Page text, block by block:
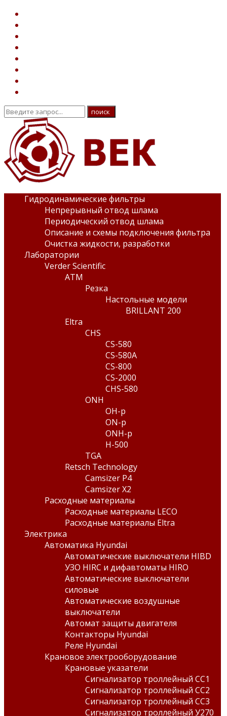
Гидродинамические фильтры
Непрерывный отвод шлама
Периодический отвод шлама
Описание и схемы подключения фильтра
Очистка жидкости, разработки
Лаборатории
Verder Scientific
ATM
Резка
Настольные модели
BRILLANT 200
Eltra
CHS
CS-580
CS-580A
CS-800
CS-2000
CHS-580
ONH
OH-p
ON-p
ONH-p
H-500
TGA
Retsch Technology
Camsizer P4
Camsizer X2
Расходные материалы
Расходные материалы LECO
Расходные материалы Eltra
Электрика
Автоматика Hyundai
Автоматические выключатели HIBD
УЗО HIRC и дифавтоматы HIRO
Автоматические выключатели
силовые
Автоматические воздушные
выключатели
Автомат защиты двигателя
Контакторы Hyundai
Реле Hyundai
Крановое электрооборудование
Крановые указатели
Сигнализатор троллейный СС1
Сигнализатор троллейный СС2
Сигнализатор троллейный СС3
Сигнализатор троллейный У270